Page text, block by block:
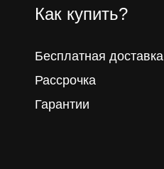
Как купить?
Бесплатная доставка
Рассрочка
Гарантии